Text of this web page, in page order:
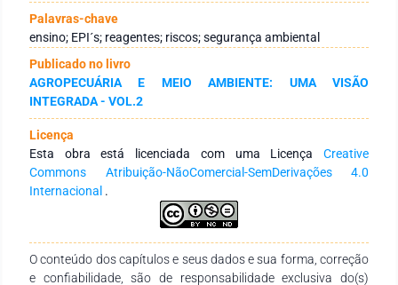
dos cursos de Agronomia e Zootecnia, com o intuito de
diminuir as lacunas observadas na formação de estudantes
das agrárias e áreas correlatas. O objetivo foi apresentar,
revisar e capacitar os discentes sobre Boas Práticas e
Medidas de Segurança em Laboratórios de Forragicultura,
Genética e Nutrição Animal, que em sua estruturação
envolvem análises referentes à Química, Microbiologia,
Sanidade, Genética, Forragicultura e Nutrição Animal. A
formação ocorreu em dois momentos: teórico e prático. As
abordagens práticas foram de caráter lúdico, o que
proporcionou maior interatividade, interesse e conclusão das
atividades, bem como a absorção dos conceitos
laboratórios. Enfatiza-se a importância do desenvolvimento
de mais formações ou a inserção de disciplina específica em
Palavras-chave
ensino; EPI´s; reagentes; riscos; segurança ambiental
Publicado no livro
AGROPECUÁRIA E MEIO AMBIENTE: UMA VISÃO
INTEGRADA - VOL.2
Licença
Esta obra está licenciada com uma Licença Creative
Commons Atribuição-NãoComercial-SemDerivações 4.0
Internacional .
O conteúdo dos capítulos e seus dados e sua forma, correção
e confiabilidade, são de responsabilidade exclusiva do(s)